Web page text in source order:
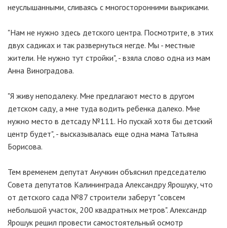
неуслышанными, сливаясь с многосторонними выкриками.
"Нам не нужно здесь детского центра. Посмотрите, в этих
двух садиках и так развернуться негде. Мы - местные
жители. Не нужно тут стройки", - взяла слово одна из мам
Анна Виноградова.
"Я живу неподалеку. Мне предлагают место в другом
детском саду, а мне туда водить ребенка далеко. Мне
нужно место в детсаду №111. Но пускай хотя бы детский
центр будет", - высказывалась еще одна мама Татьяна
Борисова.
Тем временем депутат Анучкин объяснил председателю
Совета депутатов Калининграда Александру Ярошуку, что
от детского сада №87 строители заберут "совсем
небольшой участок, 200 квадратных метров". Александр
Ярошук решил провести самостоятельный осмотр